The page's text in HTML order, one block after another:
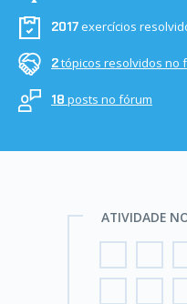
2017exercícios
2tópicos resolvidos no
18 posts no fórum
ATIVIDADE